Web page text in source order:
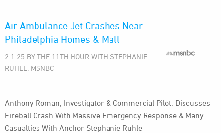
Air Ambulance Jet Crashes Near
Philadelphia Homes & Mall
2.1.25 BY THE 11TH HOUR WITH STEPHANIE
RUHLE, MSNBC
Anthony Roman, Investigator & Commercial Pilot, Discusses
Fireball Crash With Massive Emergency Response & Many
Casualties With Anchor Stephanie Ruhle